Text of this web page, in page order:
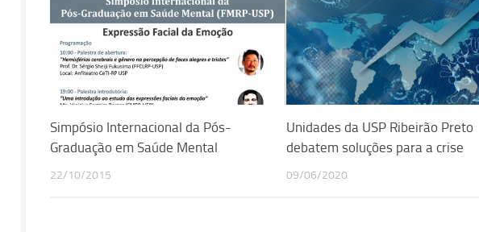
Simpósio Internacional da Pós-
Graduação em Saúde Mental
22/10/2015
Unidades da USP Ribeirão Preto
debatem soluções para a crise
09/06/2020